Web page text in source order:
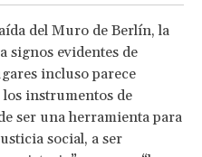
del Muro de Berlín, la
signos evidentes de
incluso parece
instrumentos de
ser una herramienta para
social, a ser